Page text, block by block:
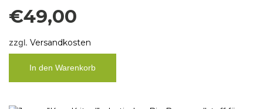
€49,00
zzgl. Versandkosten
In den Warenkorb